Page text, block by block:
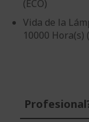
(ECO)
Vida de la
10000 Hora(s)